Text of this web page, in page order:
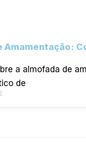
Amamentação:
a almofada de
de